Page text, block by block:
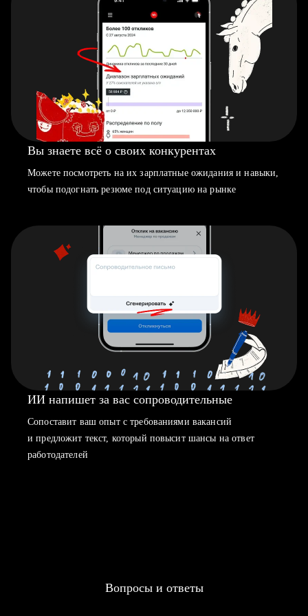
Вы знаете всё о своих конкурентах
Можете посмотреть на их зарплатные ожидания и навыки,
чтобы подогнать резюме под ситуацию на рынке
ИИ напишет за вас сопроводительные
Сопоставит ваш опыт с требованиями вакансий
и предложит текст, который повысит шансы на ответ
работодателей
Вопросы и ответы